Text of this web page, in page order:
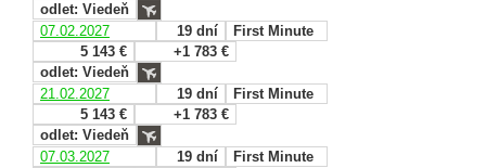
odlet: Viedeň
07.02.2027
19 dní
First Minute
5 143 €
+1 783 €
odlet: Viedeň
21.02.2027
19 dní
First Minute
5 143 €
+1 783 €
odlet: Viedeň
07.03.2027
19 dní
First Minute